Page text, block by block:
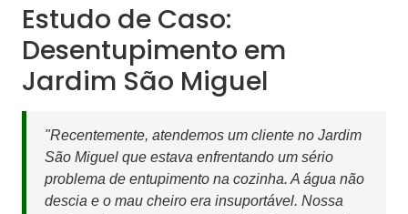
Estudo de Caso:
Desentupimento em
Jardim São Miguel
"Recentemente, atendemos um cliente no Jardim
São Miguel que estava enfrentando um sério
problema de entupimento na cozinha. A água não
descia e o mau cheiro era insuportável. Nossa